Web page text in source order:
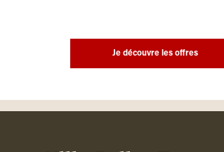
Je découvre les offres